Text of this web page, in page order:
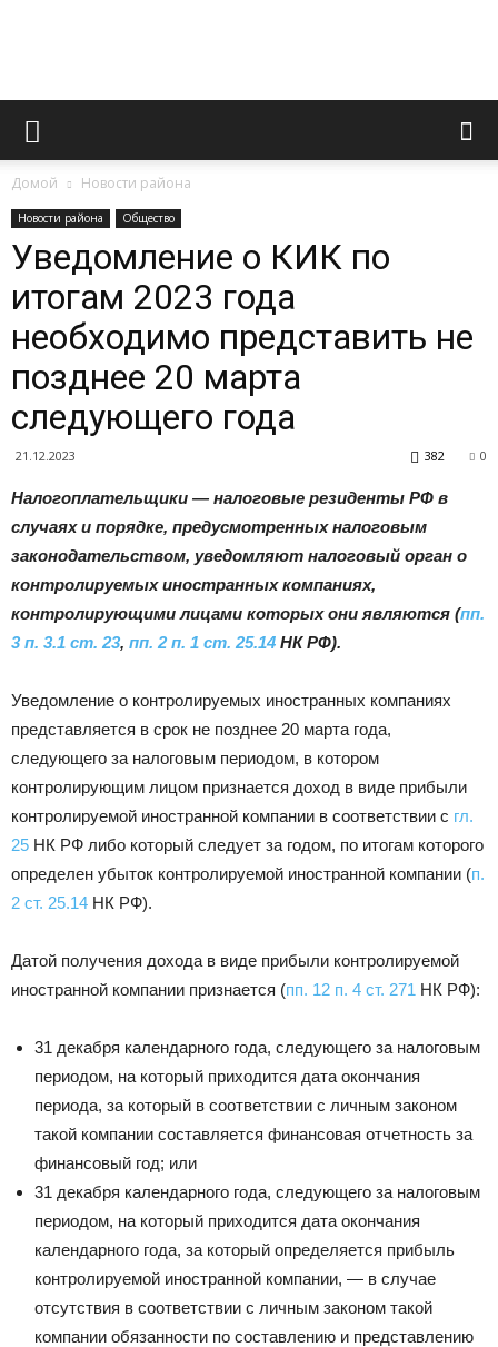
Официальный
газеты
«Вперед»
|
район
Домой Новости района
Новости района Общество
Уведомление о КИК по
итогам 2023 года
необходимо представить не
позднее 20 марта
следующего года
21.12.2023 0
382
Налогоплательщики — налоговые резиденты РФ в
случаях и порядке, предусмотренных налоговым
законодательством, уведомляют налоговый орган о
контролируемых иностранных компаниях,
контролирующими лицами которых они являются (пп.
3 п. 3.1 ст. 23, пп. 2 п. 1 ст. 25.14 НК РФ).
Уведомление о контролируемых иностранных компаниях
представляется в срок не позднее 20 марта года,
следующего за налоговым периодом, в котором
контролирующим лицом признается доход в виде прибыли
контролируемой иностранной компании в соответствии с гл.
25 НК РФ либо который следует за годом, по итогам которого
определен убыток контролируемой иностранной компании (п.
2 ст. 25.14 НК РФ).
Датой получения дохода в виде прибыли контролируемой
иностранной компании признается (пп. 12 п. 4 ст. 271 НК РФ):
31 декабря календарного года, следующего за налоговым
периодом, на который приходится дата окончания
периода, за который в соответствии с личным законом
такой компании составляется финансовая отчетность за
финансовый год; или
31 декабря календарного года, следующего за налоговым
периодом, на который приходится дата окончания
календарного года, за который определяется прибыль
контролируемой иностранной компании, — в случае
отсутствия в соответствии с личным законом такой
компании обязанности по составлению и представлению